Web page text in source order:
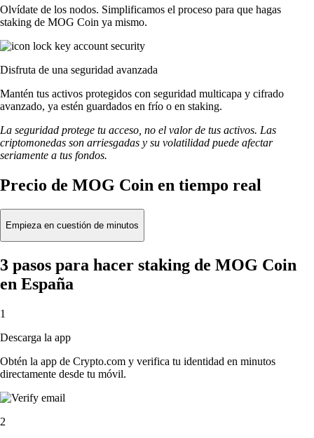
Olvídate de los nodos. Simplificamos el proceso para que hagas
staking de MOG Coin ya mismo.
Disfruta de una seguridad avanzada
Mantén tus activos protegidos con seguridad multicapa y cifrado
avanzado, ya estén guardados en frío o en staking.
La seguridad protege tu acceso, no el valor de tus activos. Las
criptomonedas son arriesgadas y su volatilidad puede afectar
seriamente a tus fondos.
Precio de MOG Coin en tiempo real
Empieza en cuestión de minutos
3 pasos para hacer staking de MOG Coin
en España
1
Descarga la app
Obtén la app de Crypto.com y verifica tu identidad en minutos
directamente desde tu móvil.
2